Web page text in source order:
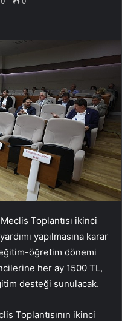
Toplantısı ikinci
yapılmasına karar
öğretim dönemi
her ay 1500 TL,
desteği sunulacak.
Toplantısının ikinci